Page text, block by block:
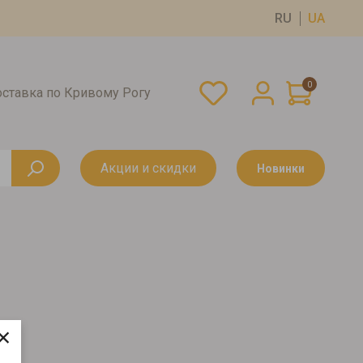
RU UA
по Кривому Рогу
0
Акции и скидки Новинки